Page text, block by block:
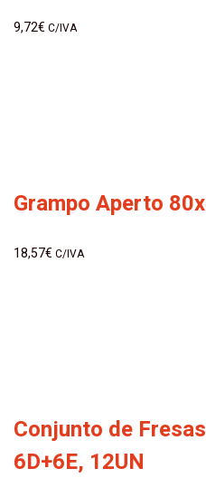
9,72€ C/IVA
Grampo Aperto
18,57€ C/IVA
Conjunto de
6D+6E, 12UN